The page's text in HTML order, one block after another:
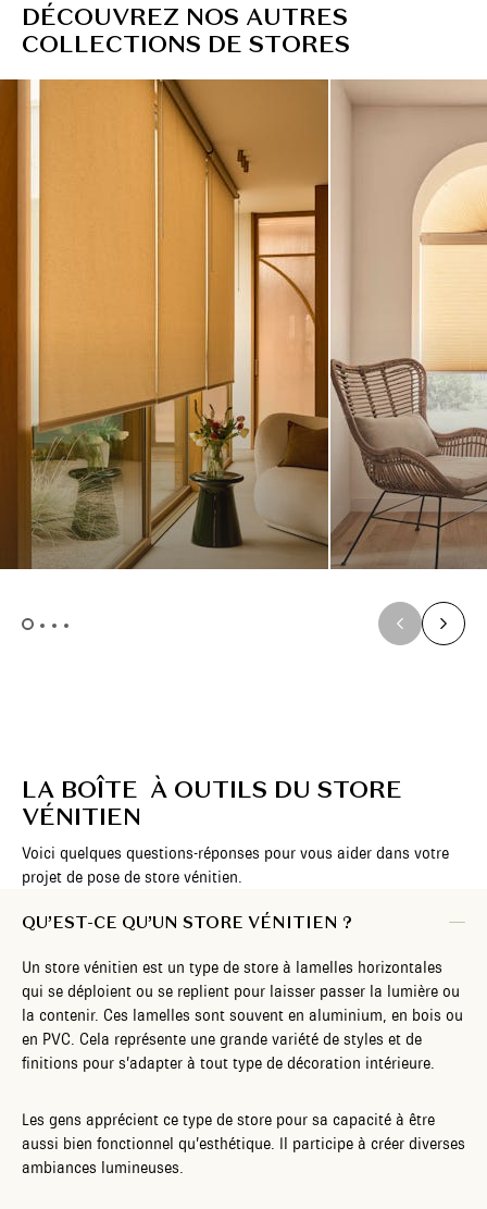
DÉCOUVREZ NOS AUTRES
COLLECTIONS DE STORES
LA BOÎTE À OUTILS DU STORE
VÉNITIEN
Voici quelques questions-réponses pour vous aider dans votre
projet de pose de store vénitien.
QU’EST-CE QU’UN STORE VÉNITIEN ?
Un store vénitien est un type de store à lamelles horizontales
qui se déploient ou se replient pour laisser passer la lumière ou
la contenir. Ces lamelles sont souvent en aluminium, en bois ou
en PVC. Cela représente une grande variété de styles et de
finitions pour s’adapter à tout type de décoration intérieure.
Les gens apprécient ce type de store pour sa capacité à être
aussi bien fonctionnel qu’esthétique. Il participe à créer diverses
ambiances lumineuses.